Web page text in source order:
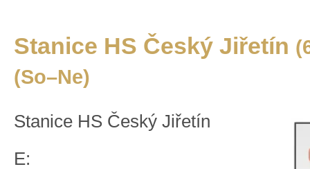
Stanice HS Český Jiřetín
(So–Ne)
Stanice HS Český Jiřetín
E: